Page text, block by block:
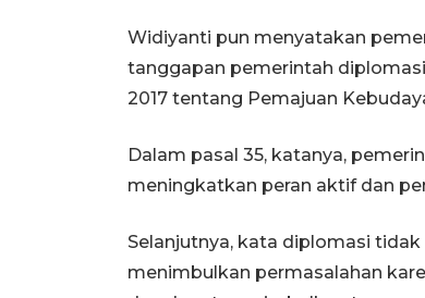
Widiyanti pun menyatakan
tanggapan pemerintah
2017 tentang Pemajuan
Dalam pasal 35, katanya,
meningkatkan peran aktif dan
Selanjutnya, kata diplomasi
menimbulkan permasalahan